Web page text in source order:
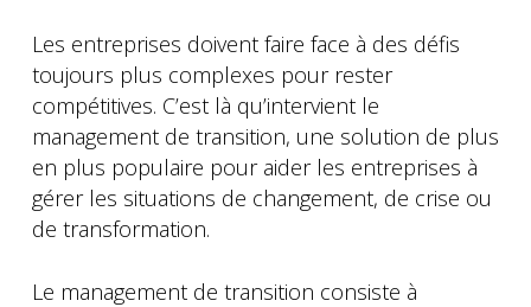
Les entreprises doivent faire face à des défis
toujours plus complexes pour rester
compétitives. C’est là qu’intervient le
management de transition, une solution de plus
en plus populaire pour aider les entreprises à
gérer les situations de changement, de crise ou
de transformation.
Le management de transition consiste à